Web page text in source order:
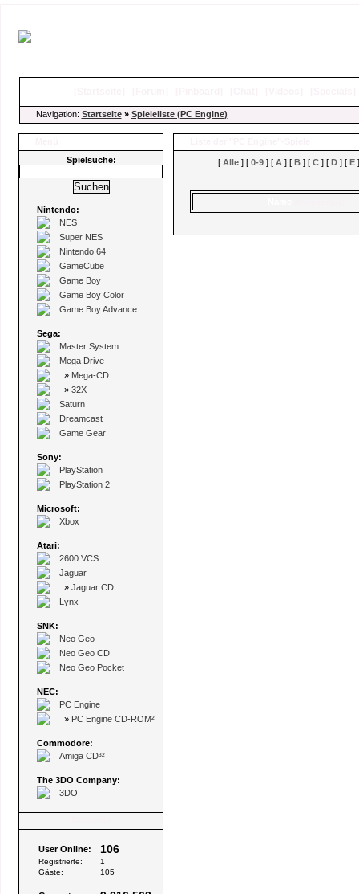
Navigation: Startseite» Spieleliste (PC Engine)
Spielsuche:
Nintendo:
NES
Super NES
Nintendo 64
GameCube
Game Boy
Game Boy Color
Game Boy Advance
Sega:
Master System
Mega Drive
» Mega-CD
» 32X
Saturn
Dreamcast
Game Gear
Sony:
PlayStation
PlayStation 2
Microsoft:
Xbox
Atari:
2600 VCS
Jaguar
» Jaguar CD
Lynx
SNK:
Neo Geo
Neo Geo CD
Neo Geo Pocket
NEC:
PC Engine
» PC Engine CD-ROM²
Commodore:
Amiga CD³²
The 3DO Company:
3DO
User Online: 106
Registrierte:
1
Gäste:
105
[ Alle ] [ 0-9 ] [ A ] [ B ] [ C ] [ D ] [ E